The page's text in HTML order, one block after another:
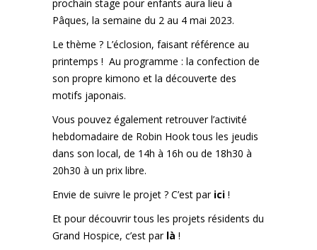
prochain stage pour enfants aura lieu à
Pâques, la semaine du 2 au 4 mai 2023.
Le thème ? L’éclosion, faisant référence au
printemps ! Au programme : la confection de
son propre kimono et la découverte des
motifs japonais.
Vous pouvez également retrouver l’activité
hebdomadaire de Robin Hook tous les jeudis
dans son local, de 14h à 16h ou de 18h30 à
20h30 à un prix libre.
Envie de suivre le projet ? C’est par ici !
Et pour découvrir tous les projets résidents du
Grand Hospice, c’est par là !